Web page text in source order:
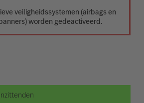
veiligheidssystemen (airbags en
worden gedeactiveerd.